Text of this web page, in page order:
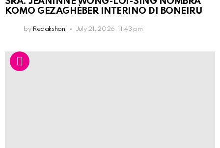
KOMO GEZAGHÈBER INTERINO DI BONEIRU
by Redakshon July 21, 2026, 11:43 pm